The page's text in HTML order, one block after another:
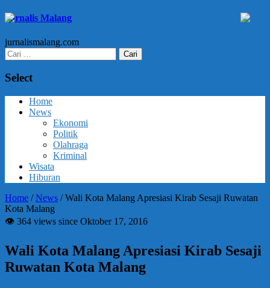
Jurnalis Malang
jurnalismalang.com
Cari
untuk:
Select
Home
News
Ekonomi
Politik
Olahraga
Kriminal
Wisata
Hiburan
Home /News /Wali Kota Malang Apresiasi Kirab Sesaji Ruwatan
Kota Malang
👁 364 views since Oktober 17, 2016
Wali Kota Malang Apresiasi Kirab Sesaji
Ruwatan Kota Malang